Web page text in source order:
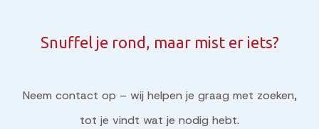
Snuffel je rond, maar mist er iets?
Neem contact op – wij helpen je graag met zoeken,
tot je vindt wat je nodig hebt.